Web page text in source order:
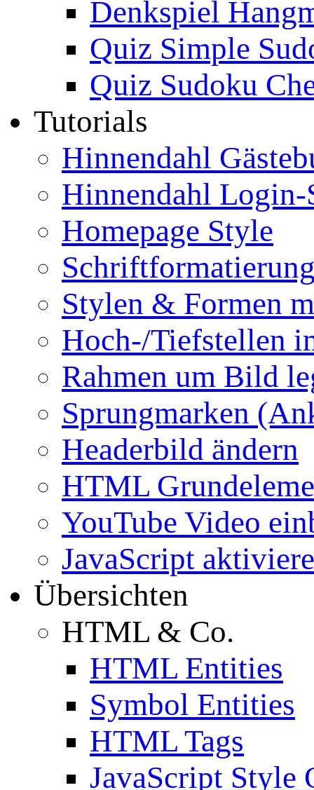
Denkspiel
Quiz Simple
Quiz Sudoku
Tutorials
Hinnendahl
Hinnendahl Login-
Homepage Style
Stylen & Formen
Hoch-/Tiefstellen
Rahmen um Bild
Sprungmarken
Headerbild ändern
HTML
YouTube Video
JavaScript
Übersichten
HTML & Co.
HTML Entities
Symbol Entities
HTML Tags
JavaScript Style